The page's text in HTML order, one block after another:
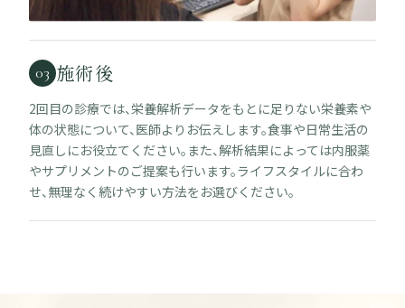
03 施術後
2回目の診療では、栄養解析データをもとに足りない栄養素や
体の状態について、医師よりお伝えします。食事や日常生活の
見直しにお役立てください。また、解析結果によっては内服薬
やサプリメントのご提案も行います。ライフスタイルに合わ
せ、無理なく続けやすい方法をお選びください。